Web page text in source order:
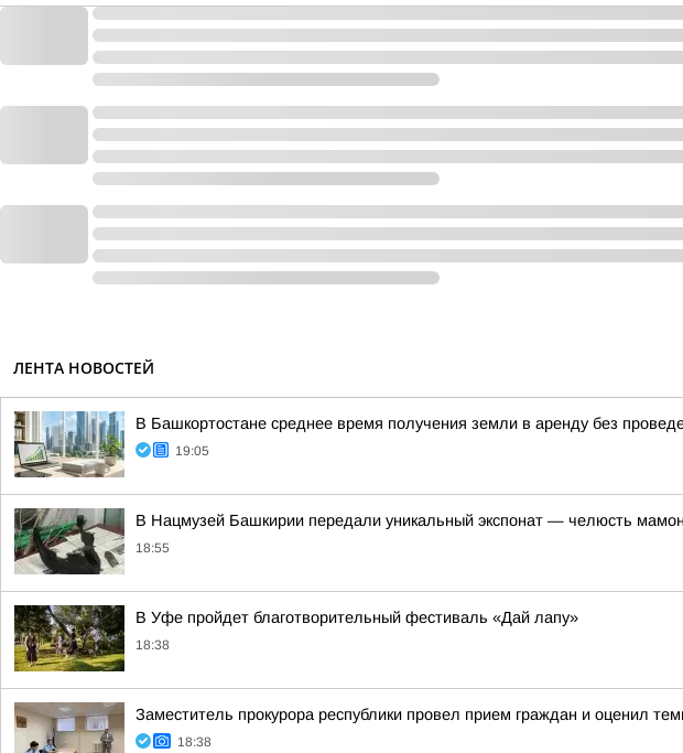
ЛЕНТА НОВОСТЕЙ
В Башкортостане среднее время получения земли в аренду без
19:05
В Нацмузей Башкирии передали уникальный экспонат — челюсть
18:55
В Уфе пройдет благотворительный фестиваль «Дай лапу»
18:38
Заместитель прокурора республики провел прием граждан и оценил
18:38